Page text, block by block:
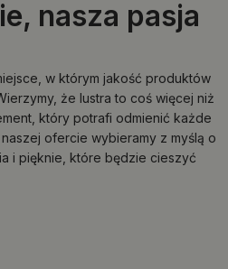
nasza pasja
w którym jakość produktów
że lustra to coś więcej niż
który potrafi odmienić każde
ofercie wybieramy z myślą o
i pięknie, które będzie cieszyć